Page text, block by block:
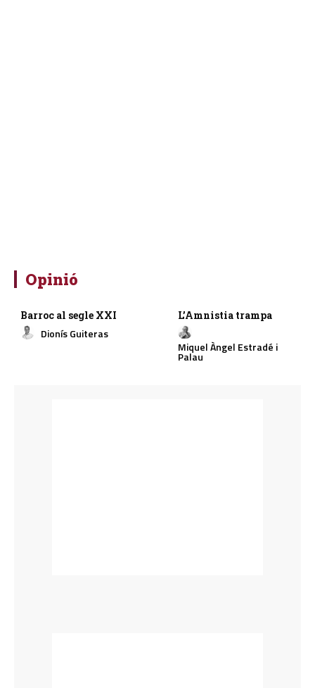
Opinió
Barroc al segle XXI
Dionís Guiteras
L’Amnistia trampa
Miquel Àngel Estradé i
Palau